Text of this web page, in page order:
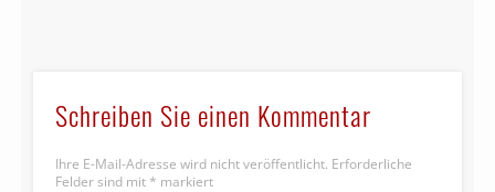
Schreiben Sie einen Kommentar
Ihre E-Mail-Adresse wird nicht veröffentlicht. Erforderliche
Felder sind mit * markiert